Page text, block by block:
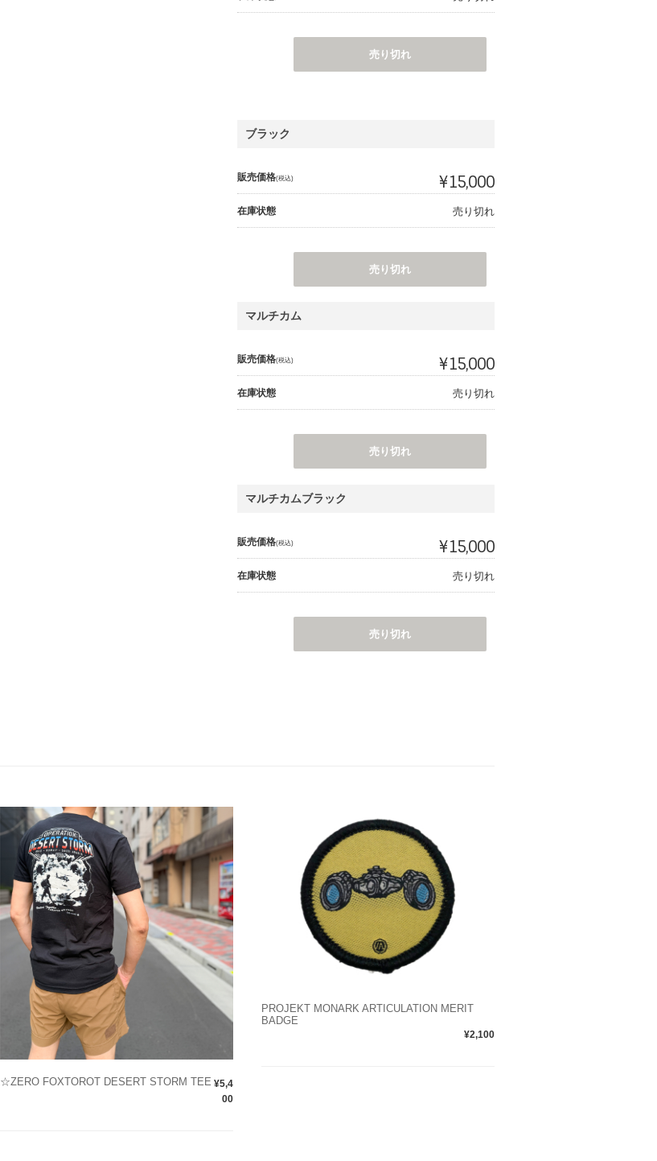
売り切れ
ブラック
販売価格(税込) ¥15,000
在庫状態 売り切れ
売り切れ
マルチカム
販売価格(税込) ¥15,000
在庫状態 売り切れ
売り切れ
マルチカムブラック
販売価格(税込) ¥15,000
在庫状態 売り切れ
売り切れ
☆ZERO FOXTOROT DESERT STORM TEE ¥5,4
00
PROJEKT MONARK ARTICULATION MERIT
BADGE
¥2,100